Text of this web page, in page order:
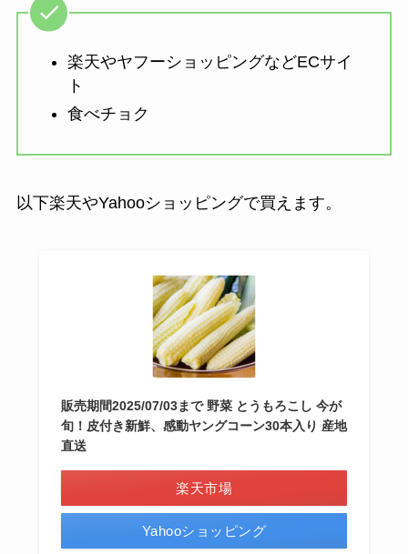
楽天やヤフーショッピングなどECサイ
ト
食べチョク
以下楽天やYahooショッピングで買えます。
販売期間2025/07/03まで 野菜 とうもろこし 今が
旬！皮付き新鮮、感動ヤングコーン30本入り 産地
直送
楽天市場
Yahooショッピング